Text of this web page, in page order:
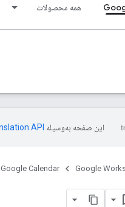
همه محصولات
این صفحه به‌وسیله
Google
Google Calendar